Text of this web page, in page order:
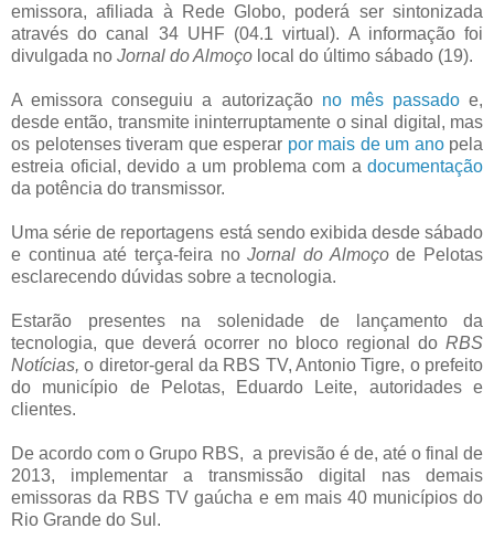
emissora, afiliada à Rede Globo, poderá ser sintonizada
através do canal 34 UHF (04.1 virtual). A informação foi
divulgada no Jornal do Almoço local do último sábado (19).
A emissora conseguiu a autorização no mês passadoe,
desde então, transmite ininterruptamente o sinal digital, mas
os pelotenses tiveram que esperar por mais de um anopela
estreia oficial, devido a um problema com a documentação
da potência do transmissor.
Uma série de reportagens está sendo exibida desde sábado
e continua até terça-feira noJornal do Almoçode Pelotas
esclarecendo dúvidas sobre a tecnologia.
Estarão presentes na solenidade de lançamento da
tecnologia, que deverá ocorrer no bloco regional do RBS
Notícias, o diretor-geral da RBS TV, Antonio Tigre, o prefeito
do município de Pelotas, Eduardo Leite, autoridades e
clientes.
De acordo com o Grupo RBS, a previsão é de, até o final de
2013, implementar a transmissão digital nas demais
emissoras da RBS TV gaúcha e em mais 40 municípios do
Rio Grande do Sul.